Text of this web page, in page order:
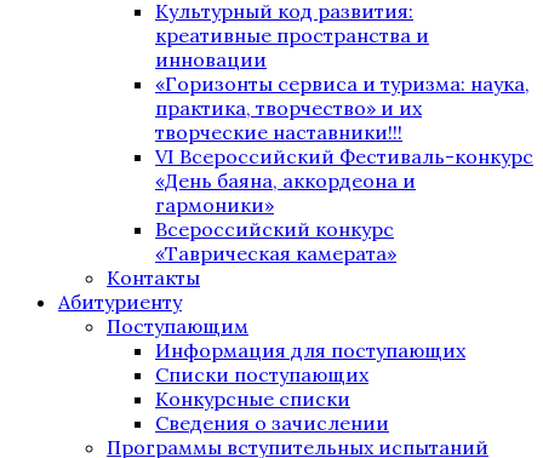
Культурный код развития:
креативные пространства и
инновации
«Горизонты сервиса и туризма: наука,
практика, творчество» и их
творческие наставники!!!
VI Всероссийский Фестиваль-конкурс
«День баяна, аккордеона и
гармоники»
Всероссийский конкурс
«Таврическая камерата»
Контакты
Абитуриенту
Поступающим
Информация для поступающих
Списки поступающих
Конкурсные списки
Сведения о зачислении
Программы вступительных испытаний